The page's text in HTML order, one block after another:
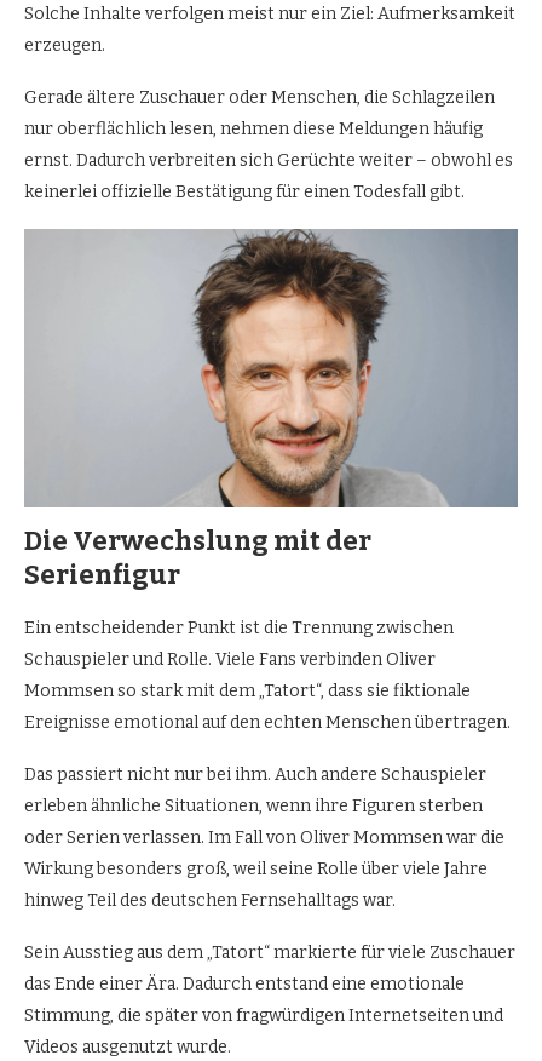
Solche Inhalte verfolgen meist nur ein Ziel: Aufmerksamkeit
erzeugen.
Gerade ältere Zuschauer oder Menschen, die Schlagzeilen
nur oberflächlich lesen, nehmen diese Meldungen häufig
ernst. Dadurch verbreiten sich Gerüchte weiter – obwohl es
keinerlei offizielle Bestätigung für einen Todesfall gibt.
Die Verwechslung mit der
Serienfigur
Ein entscheidender Punkt ist die Trennung zwischen
Schauspieler und Rolle. Viele Fans verbinden Oliver
Mommsen so stark mit dem „Tatort“, dass sie fiktionale
Ereignisse emotional auf den echten Menschen übertragen.
Das passiert nicht nur bei ihm. Auch andere Schauspieler
erleben ähnliche Situationen, wenn ihre Figuren sterben
oder Serien verlassen. Im Fall von Oliver Mommsen war die
Wirkung besonders groß, weil seine Rolle über viele Jahre
hinweg Teil des deutschen Fernsehalltags war.
Sein Ausstieg aus dem „Tatort“ markierte für viele Zuschauer
das Ende einer Ära. Dadurch entstand eine emotionale
Stimmung, die später von fragwürdigen Internetseiten und
Videos ausgenutzt wurde.